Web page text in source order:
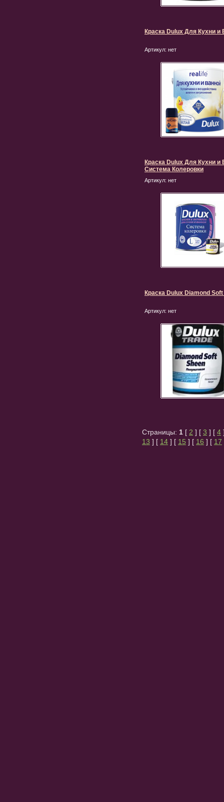
Краска Dulux Для Кухни и
Артикул: нет
Краска Dulux Для Кухни и
Система Колеровки
Артикул: нет
Краска Dulux Diamond
Артикул: нет
Страницы: 1 [ 2 ] [ 3 ] [ 4
13 ] [ 14 ] [ 15 ] [ 16 ] [ 17